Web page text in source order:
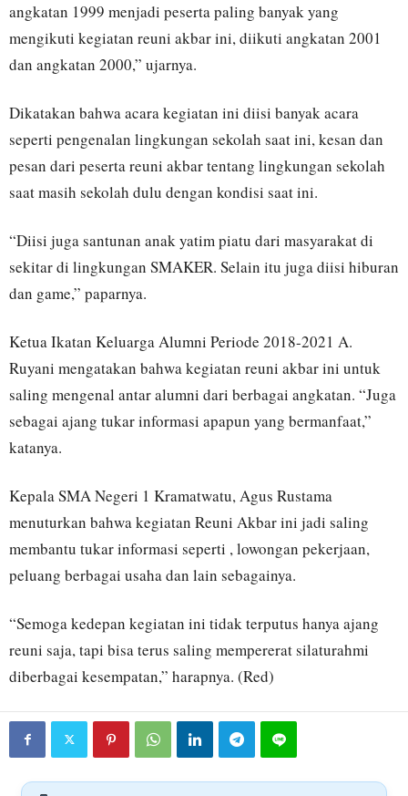
angkatan 1999 menjadi peserta paling banyak yang
mengikuti kegiatan reuni akbar ini, diikuti angkatan 2001
dan angkatan 2000,” ujarnya.
Dikatakan bahwa acara kegiatan ini diisi banyak acara
seperti pengenalan lingkungan sekolah saat ini, kesan dan
pesan dari peserta reuni akbar tentang lingkungan sekolah
saat masih sekolah dulu dengan kondisi saat ini.
“Diisi juga santunan anak yatim piatu dari masyarakat di
sekitar di lingkungan SMAKER. Selain itu juga diisi hiburan
dan game,” paparnya.
Ketua Ikatan Keluarga Alumni Periode 2018-2021 A.
Ruyani mengatakan bahwa kegiatan reuni akbar ini untuk
saling mengenal antar alumni dari berbagai angkatan. “Juga
sebagai ajang tukar informasi apapun yang bermanfaat,”
katanya.
Kepala SMA Negeri 1 Kramatwatu, Agus Rustama
menuturkan bahwa kegiatan Reuni Akbar ini jadi saling
membantu tukar informasi seperti , lowongan pekerjaan,
peluang berbagai usaha dan lain sebagainya.
“Semoga kedepan kegiatan ini tidak terputus hanya ajang
reuni saja, tapi bisa terus saling mempererat silaturahmi
diberbagai kesempatan,” harapnya. (Red)